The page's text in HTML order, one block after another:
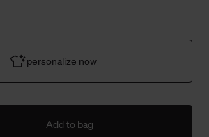
personalize now
Add to bag